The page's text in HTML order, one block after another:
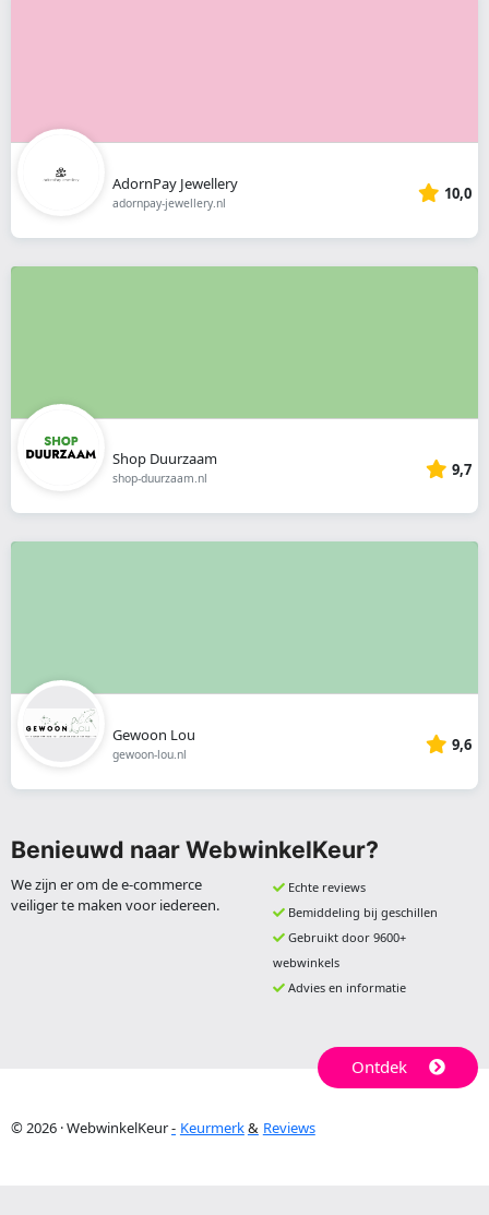
AdornPay Jewellery
adornpay-jewellery.nl 10,0
Shop Duurzaam
shop-duurzaam.nl 9,7
Gewoon Lou
gewoon-lou.nl 9,6
Benieuwd naar WebwinkelKeur?
We zijn er om de e-commerce
veiliger te maken voor iedereen.
Echte reviews
Bemiddeling bij geschillen
Gebruikt door 9600+
webwinkels
Advies en informatie
Ontdek
© 2026 · WebwinkelKeur Keurmerk Reviews